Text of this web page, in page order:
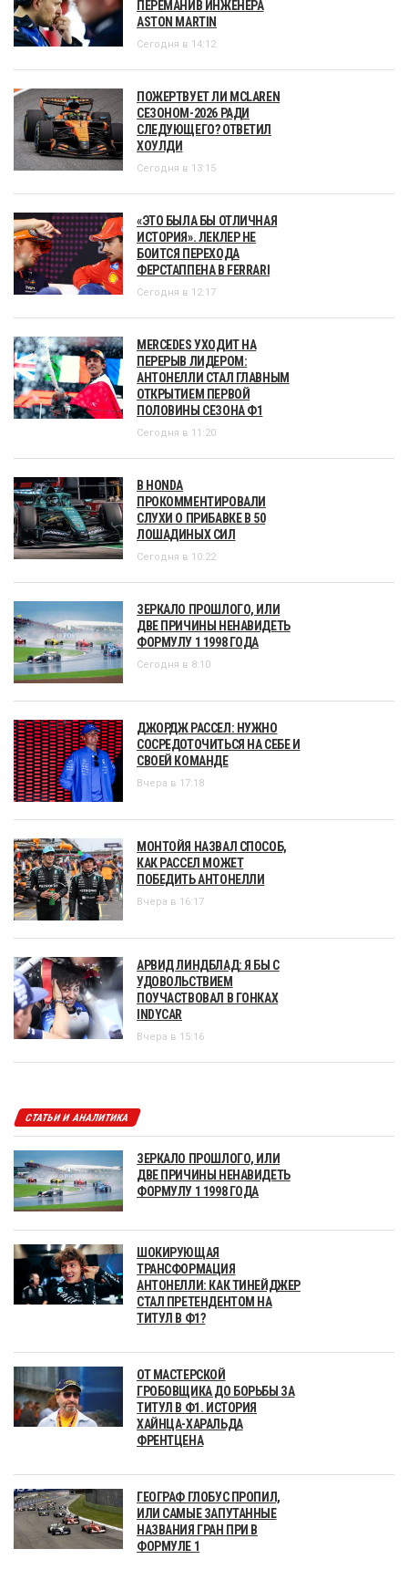
ПЕРЕМАНИВ ИНЖЕНЕРА
ASTON MARTIN
Сегодня в 14:12
ПОЖЕРТВУЕТ ЛИ MCLAREN
СЕЗОНОМ-2026 РАДИ
СЛЕДУЮЩЕГО? ОТВЕТИЛ
ХОУЛДИ
Сегодня в 13:15
«ЭТО БЫЛА БЫ ОТЛИЧНАЯ
ИСТОРИЯ». ЛЕКЛЕР НЕ
БОИТСЯ ПЕРЕХОДА
ФЕРСТАППЕНА В FERRARI
Сегодня в 12:17
MERCEDES УХОДИТ НА
ПЕРЕРЫВ ЛИДЕРОМ:
АНТОНЕЛЛИ СТАЛ ГЛАВНЫМ
ОТКРЫТИЕМ ПЕРВОЙ
ПОЛОВИНЫ СЕЗОНА Ф1
Сегодня в 11:20
В HONDA
ПРОКОММЕНТИРОВАЛИ
СЛУХИ О ПРИБАВКЕ В 50
ЛОШАДИНЫХ СИЛ
Сегодня в 10:22
ЗЕРКАЛО ПРОШЛОГО, ИЛИ
ДВЕ ПРИЧИНЫ НЕНАВИДЕТЬ
ФОРМУЛУ 1 1998 ГОДА
Сегодня в 8:10
ДЖОРДЖ РАССЕЛ: НУЖНО
СОСРЕДОТОЧИТЬСЯ НА СЕБЕ И
СВОЕЙ КОМАНДЕ
Вчера в 17:18
МОНТОЙЯ НАЗВАЛ СПОСОБ,
КАК РАССЕЛ МОЖЕТ
ПОБЕДИТЬ АНТОНЕЛЛИ
Вчера в 16:17
АРВИД ЛИНДБЛАД: Я БЫ С
УДОВОЛЬСТВИЕМ
ПОУЧАСТВОВАЛ В ГОНКАХ
INDYCAR
Вчера в 15:16
СТАТЬИ И АНАЛИТИКА
ЗЕРКАЛО ПРОШЛОГО, ИЛИ
ДВЕ ПРИЧИНЫ НЕНАВИДЕТЬ
ФОРМУЛУ 1 1998 ГОДА
ШОКИРУЮЩАЯ
ТРАНСФОРМАЦИЯ
АНТОНЕЛЛИ: КАК ТИНЕЙДЖЕР
СТАЛ ПРЕТЕНДЕНТОМ НА
ТИТУЛ В Ф1?
ОТ МАСТЕРСКОЙ
ГРОБОВЩИКА ДО БОРЬБЫ ЗА
ТИТУЛ В Ф1. ИСТОРИЯ
ХАЙНЦА-ХАРАЛЬДА
ФРЕНТЦЕНА
ГЕОГРАФ ГЛОБУС ПРОПИЛ,
ИЛИ САМЫЕ ЗАПУТАННЫЕ
НАЗВАНИЯ ГРАН ПРИ В
ФОРМУЛЕ 1